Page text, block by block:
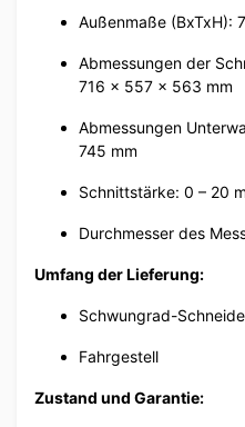
Außenmaße (BxTxH):
Abmessungen der
716 x 557 x 563 mm
Abmessungen
745 mm
Schnittstärke: 0 – 20
Durchmesser des
Umfang der Lieferung:
Schwungrad-
Fahrgestell
Zustand und Garantie: